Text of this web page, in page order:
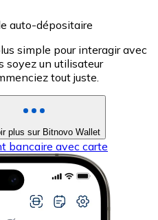
bancaire avec carte
auto-dépositaire
simple pour interagir avec
soyez un utilisateur
tout juste.
plus sur Bitnovo Wallet